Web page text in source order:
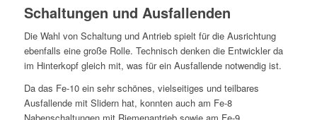
Schaltungen und Ausfallenden
Die Wahl von Schaltung und Antrieb spielt für die Ausrichtung
ebenfalls eine große Rolle. Technisch denken die Entwickler da
im Hinterkopf gleich mit, was für ein Ausfallende notwendig ist.
Da das Fe-10 ein sehr schönes, vielseitiges und teilbares
Ausfallende mit Slidern hat, konnten auch am Fe-8